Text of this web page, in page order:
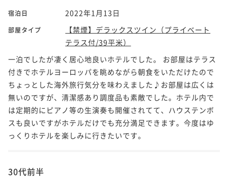
宿泊日 2022年1月13日
部屋タイプ
【禁煙】デラックスツイン（プライベート
テラス付/39平米）
一泊でしたが凄く居心地良いホテルでした。 お部屋はテラス
付きでホテルヨーロッパを眺めながら朝食をいただけたので
ちょっとした海外旅行気分を味わえました♪お部屋は広くは
無いのですが、清潔感あり調度品も素敵でした。ホテル内で
は定期的にピアノ等の生演奏も開催されてて、ハウステンボ
スも良いですがホテルだけでも充分満足できます。今度はゆ
っくりホテルを楽しみに行きたいです。
30代前半